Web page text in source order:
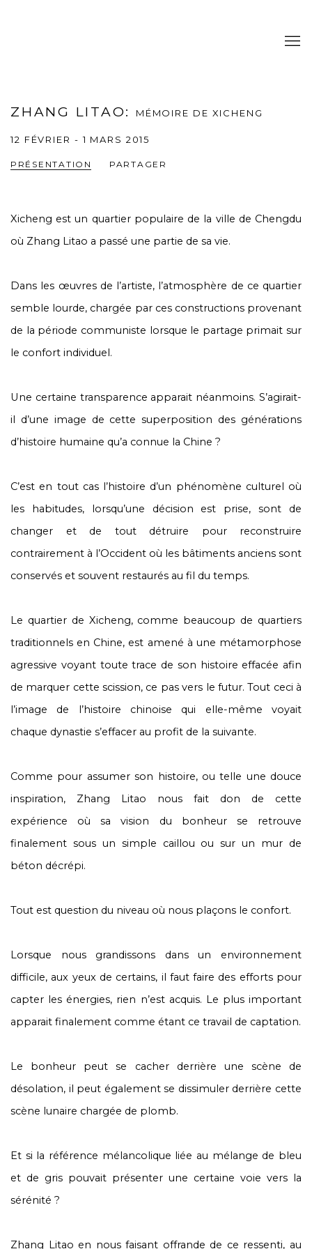
ZHANG LITAO: MÉMOIRE DE XICHENG
12 FÉVRIER - 1 MARS 2015
PRÉSENTATION PARTAGER
Xicheng est un quartier populaire de la ville de Chengdu
où Zhang Litao a passé une partie de sa vie.
Dans les œuvres de l’artiste, l’atmosphère de ce quartier
semble lourde, chargée par ces constructions provenant
de la période communiste lorsque le partage primait sur
le confort individuel.
Une certaine transparence apparait néanmoins. S’agirait-
il d’une image de cette superposition des générations
d’histoire humaine qu’a connue la Chine ?
C’est en tout cas l’histoire d’un phénomène culturel où
les habitudes, lorsqu’une décision est prise, sont de
changer et de tout détruire pour reconstruire
contrairement à l’Occident où les bâtiments anciens sont
conservés et souvent restaurés au fil du temps.
Le quartier de Xicheng, comme beaucoup de quartiers
traditionnels en Chine, est amené à une métamorphose
agressive voyant toute trace de son histoire effacée afin
de marquer cette scission, ce pas vers le futur. Tout ceci à
l’image de l’histoire chinoise qui elle-même voyait
chaque dynastie s’effacer au profit de la suivante.
Comme pour assumer son histoire, ou telle une douce
inspiration, Zhang Litao nous fait don de cette
expérience où sa vision du bonheur se retrouve
finalement sous un simple caillou ou sur un mur de
béton décrépi.
Tout est question du niveau où nous plaçons le confort.
Lorsque nous grandissons dans un environnement
difficile, aux yeux de certains, il faut faire des efforts pour
capter les énergies, rien n’est acquis. Le plus important
apparait finalement comme étant ce travail de captation.
Le bonheur peut se cacher derrière une scène de
désolation, il peut également se dissimuler derrière cette
scène lunaire chargée de plomb.
Et si la référence mélancolique liée au mélange de bleu
et de gris pouvait présenter une certaine voie vers la
sérénité ?
Zhang Litao en nous faisant offrande de ce ressenti, au